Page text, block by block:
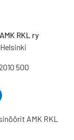
RKL ry
500
AMK RKL